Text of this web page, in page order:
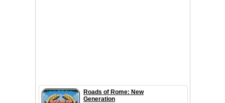
Roads of Rome: New
Generation